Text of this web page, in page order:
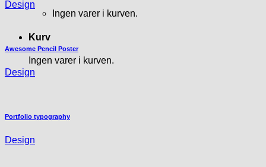
Ingen varer i kurven.
Kurv
Ingen varer i kurven.
Design
Awesome Pencil Poster
Design
Portfolio typography
Design